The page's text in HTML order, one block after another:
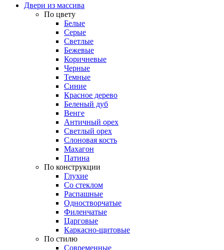
Двери из массива
По цвету
Белые
Серые
Светлые
Бежевые
Коричневые
Черные
Темные
Синие
Красное дерево
Беленый дуб
Венге
Античный орех
Светлый орех
Слоновая кость
Махагон
Патина
По конструкции
Глухие
Со стеклом
Распашные
Одностворчатые
Филенчатые
Царговые
Каркасно-щитовые
По стилю
Современные